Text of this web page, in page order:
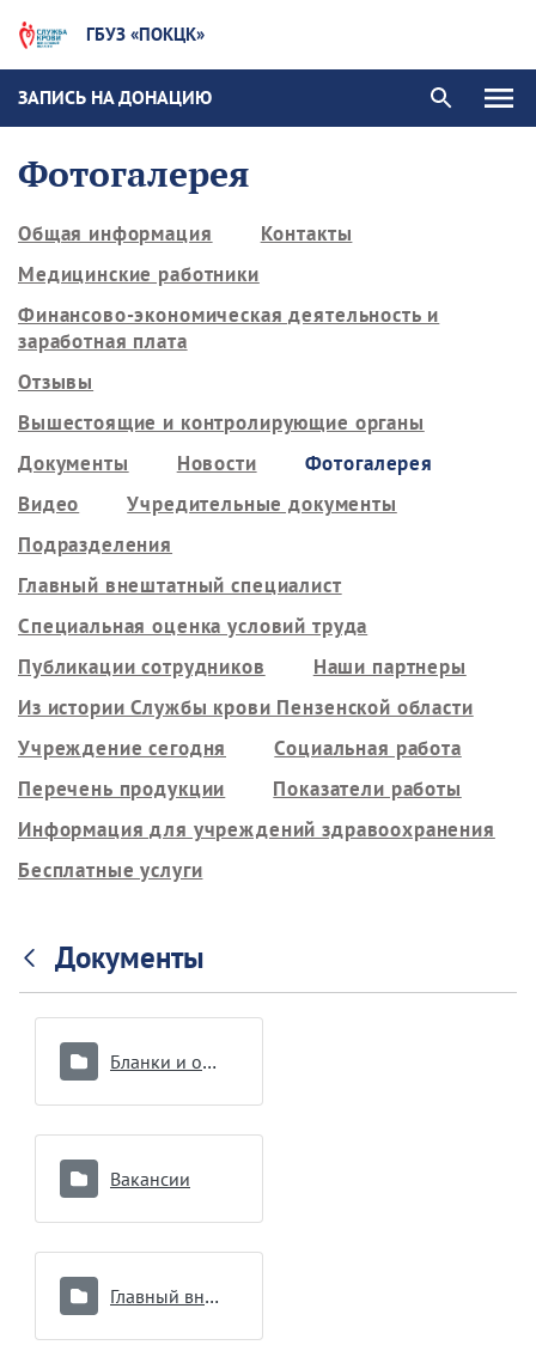
ГБУЗ «ПОКЦК»
ЗАПИСЬ НА ДОНАЦИЮ
Фотогалерея
Общая информация
Контакты
Медицинские работники
Финансово-экономическая деятельность и
заработная плата
Отзывы
Вышестоящие и контролирующие органы
Документы
Новости
Фотогалерея
Видео
Учредительные документы
Подразделения
Главный внештатный специалист
Специальная оценка условий труда
Публикации сотрудников
Наши партнеры
Из истории Службы крови Пензенской области
Учреждение сегодня
Социальная работа
Перечень продукции
Показатели работы
Информация для учреждений здравоохранения
Бесплатные услуги
Документы
Бланки и образцы документов
Вакансии
Главный внештатный специалист